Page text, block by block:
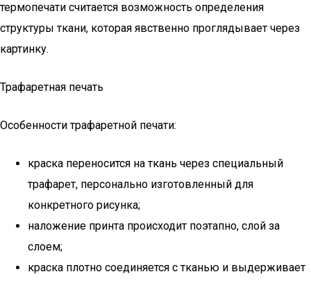
термопечати считается возможность определения
структуры ткани, которая явственно проглядывает через
картинку.
Трафаретная печать
Особенности трафаретной печати:
краска переносится на ткань через специальный
трафарет, персонально изготовленный для
конкретного рисунка;
наложение принта происходит поэтапно, слой за
слоем;
краска плотно соединяется с тканью и выдерживает